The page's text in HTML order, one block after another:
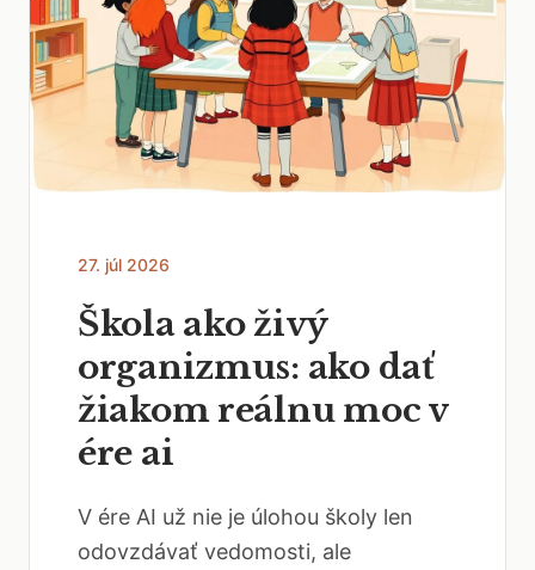
27. júl 2026
Škola ako živý
organizmus: ako dať
žiakom reálnu moc v
ére ai
V ére AI už nie je úlohou školy len
odovzdávať vedomosti, ale